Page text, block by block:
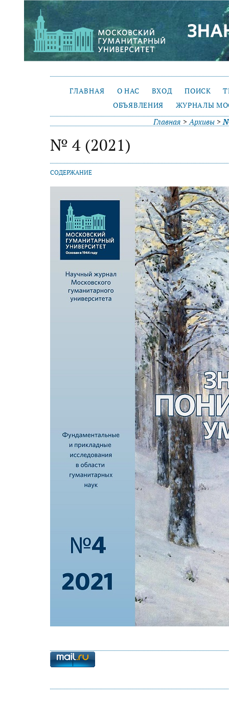
ГЛАВНАЯ О НАС ВХОД ПОИСК
ОБЪЯВЛЕНИЯ
ЖУРНАЛЫ
Главная >Архивы>
№ 4 (2021)
СОДЕРЖАНИЕ